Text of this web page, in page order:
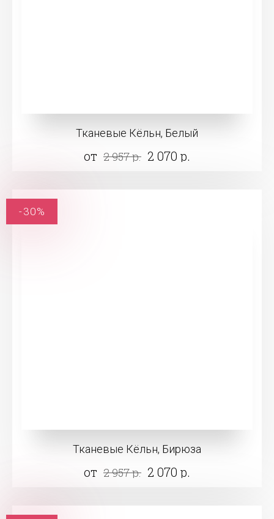
Тканевые Кёльн, Белый
от 2 957 р. 2 070 р.
Тканевые Кёльн, Бирюза
от 2 957 р. 2 070 р.
-30%